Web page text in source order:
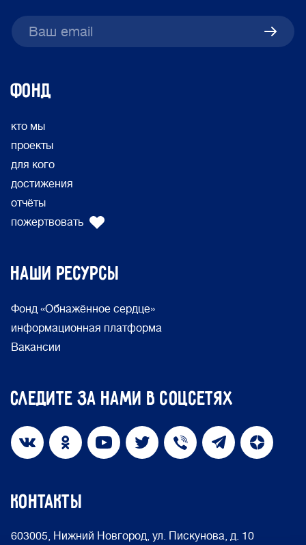
ФОНД
кто мы
проекты
для кого
достижения
отчёты
пожертвовать
Наши ресурсы
Фонд «Обнажённое сердце»
информационная платформа
Вакансии
Следите за нами в соцсетях
КОНТАКТЫ
603005, Нижний Новгород, ул. Пискунова, д. 10